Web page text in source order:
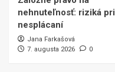
nehnuteľnosť: riziká pri
nesplácaní
Jana Farkašová
7. augusta 2026
0